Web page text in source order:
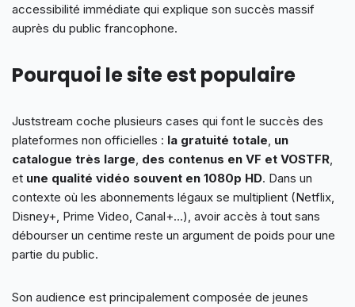
accessibilité immédiate qui explique son succès massif
auprès du public francophone.
Pourquoi le site est populaire
Juststream coche plusieurs cases qui font le succès des
plateformes non officielles : la gratuité totale un
catalogue très large des contenus en VF et VOSTFR
et une qualité vidéo souvent en 1080p HD. Dans un
contexte où les abonnements légaux se multiplient (Netflix,
Disney+, Prime Video, Canal+…), avoir accès à tout sans
débourser un centime reste un argument de poids pour une
partie du public.
Son audience est principalement composée de jeunes